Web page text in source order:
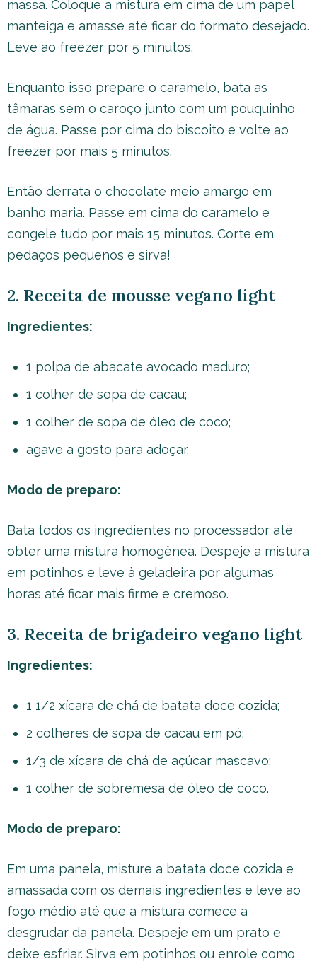
massa. Coloque a mistura em cima de um papel
manteiga e amasse até ficar do formato desejado.
Leve ao freezer por 5 minutos.
Enquanto isso prepare o caramelo, bata as
tâmaras sem o caroço junto com um pouquinho
de água. Passe por cima do biscoito e volte ao
freezer por mais 5 minutos.
Então derrata o chocolate meio amargo em
banho maria. Passe em cima do caramelo e
congele tudo por mais 15 minutos. Corte em
pedaços pequenos e sirva!
2. Receita de mousse vegano light
Ingredientes:
1 polpa de abacate avocado maduro;
1 colher de sopa de cacau;
1 colher de sopa de óleo de coco;
agave a gosto para adoçar.
Modo de preparo:
Bata todos os ingredientes no processador até
obter uma mistura homogênea. Despeje a mistura
em potinhos e leve à geladeira por algumas
horas até ficar mais firme e cremoso.
3. Receita de brigadeiro vegano light
Ingredientes:
1 1/2 xícara de chá de batata doce cozida;
2 colheres de sopa de cacau em pó;
1/3 de xícara de chá de açúcar mascavo;
1 colher de sobremesa de óleo de coco.
Modo de preparo:
Em uma panela, misture a batata doce cozida e
amassada com os demais ingredientes e leve ao
fogo médio até que a mistura comece a
desgrudar da panela. Despeje em um prato e
deixe esfriar. Sirva em potinhos ou enrole como